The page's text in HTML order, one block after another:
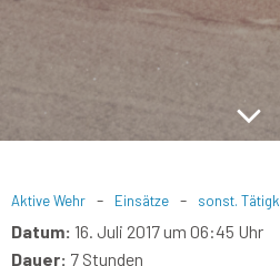
Aktive Wehr - Einsätze - sonst.
Datum: 16. Juli 2017 um 06:45 Uhr
Dauer: 7 Stunden